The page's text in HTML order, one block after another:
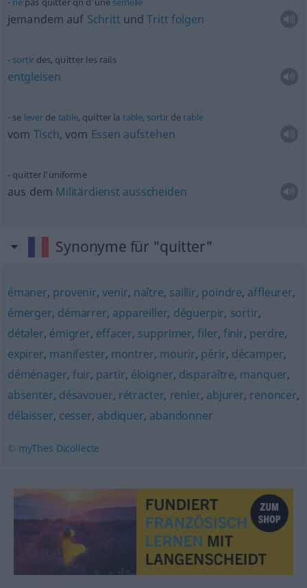
jemandem auf Schritt undTritt folgen
sortirdes, quitter les rails
entgleisen
se lever de table, quitter la table, sortirdetable
vom Tisch, vom Essen aufstehen
quitter l’uniforme
aus dem Militärdienst ausscheiden
Synonyme für "quitter"
émaner, provenir,venir, naître, saillir, poindre, affleurer,
émerger, démarrer, appareiller, déguerpir, sortir,
détaler, émigrer, effacer, supprimer,filer, finir, perdre,
expirer, manifester, montrer, mourir, périr, décamper,
déménager, fuir, partir, éloigner, disparaître, manquer,
absenter, désavouer, rétracter, renier, abjurer, renoncer,
délaisser, cesser, abdiquer, abandonner
© myThes Dicollecte